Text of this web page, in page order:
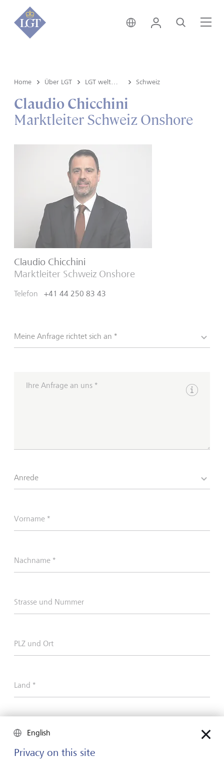
Deutschland • Deutsch
Login Suche
Home Über LGT Schweiz
Claudio Chicchini
Marktleiter Schweiz Onshore
Claudio Chicchini
Marktleiter Schweiz Onshore
Telefon +41 44 250 83 43
Meine Anfrage richtet sich an *
Ihre Anfrage an uns *
Hinweise
Anrede
Vorname *
Nachname *
Strasse und Nummer
PLZ und Ort
Land *
Wie möchten Sie kontaktiert werden? *
Telefon
English
Privacy on this site